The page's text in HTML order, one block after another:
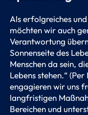
Als erfolgreiches
möchten wir auch
Verantwortung
Sonnenseite des
Menschen da sein,
Lebens stehen.“
engagieren wir uns
langfristigen
Bereichen und